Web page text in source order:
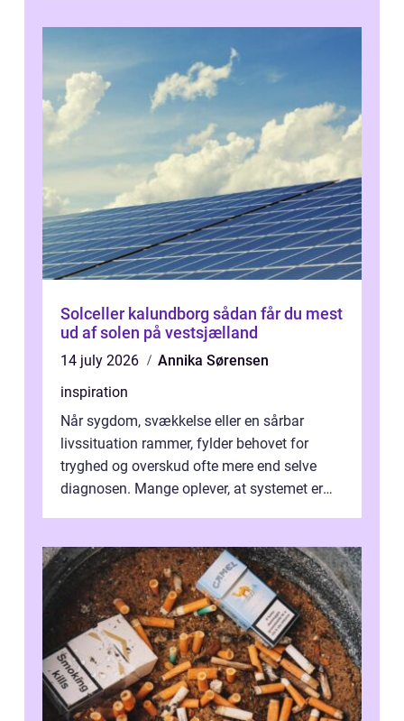
Solceller kalundborg sådan får du mest
ud af solen på vestsjælland
14 july 2026
Annika Sørensen
inspiration
Når sygdom, svækkelse eller en sårbar
livssituation rammer, fylder behovet for
tryghed og overskud ofte mere end selve
diagnosen. Mange oplever, at systemet er